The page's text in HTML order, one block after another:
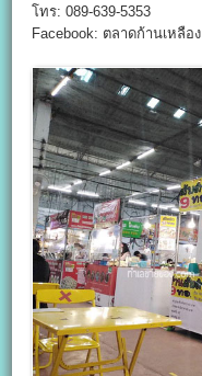
โทร: 089-639-5353
Facebook: ตลาดก้านเหลือง